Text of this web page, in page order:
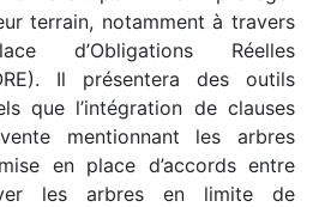
terrain, notamment à travers
d’Obligations Réelles
Il présentera des outils
que l’intégration de clauses
mentionnant les arbres
en place d’accords entre
les arbres en limite de